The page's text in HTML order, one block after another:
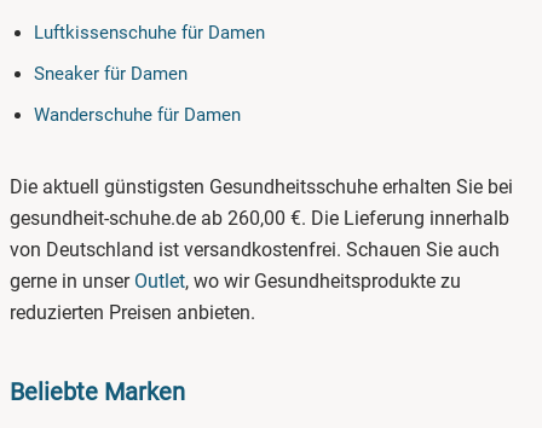
Luftkissenschuhe für Damen
Sneaker für Damen
Wanderschuhe für Damen
Die aktuell günstigsten Gesundheitsschuhe erhalten Sie bei
gesundheit-schuhe.de ab 260,00 €. Die Lieferung innerhalb
von Deutschland ist versandkostenfrei. Schauen Sie auch
gerne in unser Outlet, wo wir Gesundheitsprodukte zu
reduzierten Preisen anbieten.
Beliebte Marken